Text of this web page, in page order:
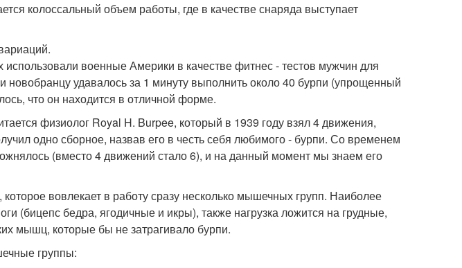
колоссальный объем работы, где в качестве снаряда выступает
военные Америки в качестве фитнес - тестов мужчин для
удавалось за 1 минуту выполнить около 40 бурпи (упрощенный
что он находится в отличной форме.
физиолог Royal H. Burpee, который в 1939 году взял 4 движения,
одно сборное, назвав его в честь себя любимого - бурпи. Со временем
(вместо 4 движений стало 6), и на данный момент мы знаем его
вовлекает в работу сразу несколько мышечных групп. Наиболее
(бицепс бедра, ягодичные и икры), также нагрузка ложится на грудные,
мышц, которые бы не затрагивало бурпи.
группы: